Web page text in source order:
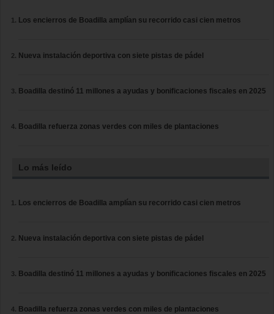
Los encierros de Boadilla amplían su recorrido casi cien metros
Nueva instalación deportiva con siete pistas de pádel
Boadilla destinó 11 millones a ayudas y bonificaciones fiscales en 2025
Boadilla refuerza zonas verdes con miles de plantaciones
Lo más leído
Los encierros de Boadilla amplían su recorrido casi cien metros
Nueva instalación deportiva con siete pistas de pádel
Boadilla destinó 11 millones a ayudas y bonificaciones fiscales en 2025
Boadilla refuerza zonas verdes con miles de plantaciones